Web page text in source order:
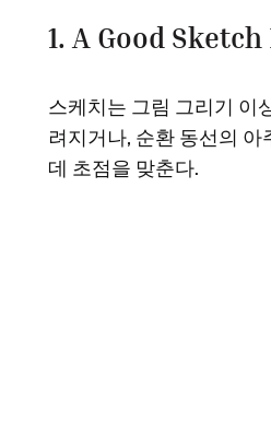
1. A Good
스케치는 그림 그리기 이
려지거나, 순환 동선의
데 초점을 맞춘다.